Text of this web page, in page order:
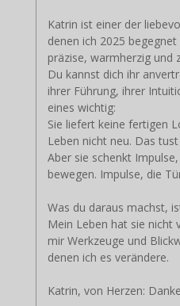
Katrin ist einer der
denen ich 2025
präzise, warmherzig und
Du kannst dich ihr
ihrer Führung, ihrer
eines wichtig:
Sie liefert keine fertigen
Leben nicht neu. Das
Aber sie schenkt
bewegen. Impulse, die
Was du daraus machst,
Mein Leben hat sie nicht
mir Werkzeuge und
denen ich es verändere.
Katrin, von Herzen: